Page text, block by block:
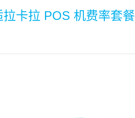
拉卡拉 POS 机费率套餐